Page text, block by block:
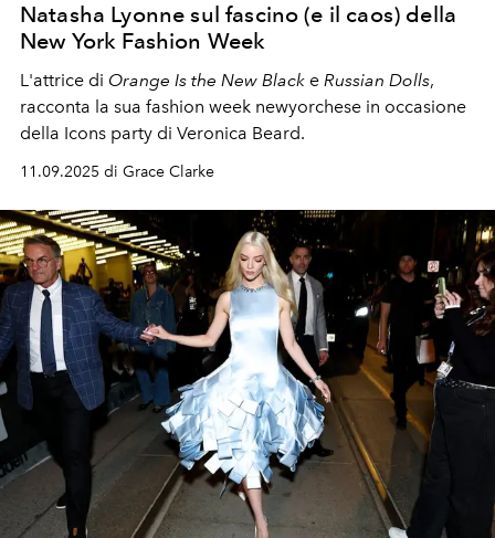
Natasha Lyonne sul fascino (e il caos) della
New York Fashion Week
L'attrice di Orange Is the New Black e Russian Dolls,
racconta la sua fashion week newyorchese in occasione
della Icons party di Veronica Beard.
11.09.2025 di Grace Clarke